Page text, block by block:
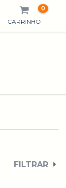
CARRINHO
0
FILTRAR